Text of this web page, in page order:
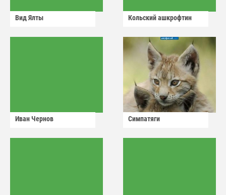
Вид Ялты Кольский ашкрофтин
Иван Чернов Симпатяги